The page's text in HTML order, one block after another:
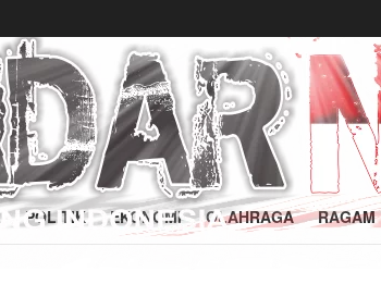
POLITIK EKONOMI OLAHRAGA RAGAM